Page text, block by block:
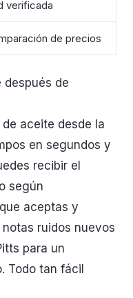
verificada
de precios
después de
aceite desde la
en segundos y
recibir el
según
aceptas y
ruidos nuevos
para un
Todo tan fácil